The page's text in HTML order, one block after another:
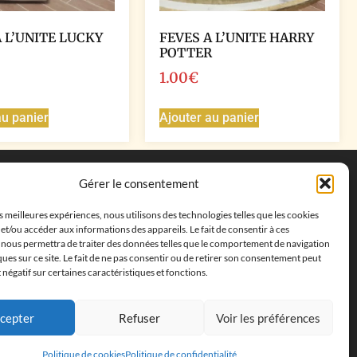
Gérer le consentement
meilleures expériences, nous utilisons des technologies telles que les cookies
ou accéder aux informations des appareils. Le fait de consentir à ces
permettra de traiter des données telles que le comportement de navigation
sur ce site. Le fait de ne pas consentir ou de retirer son consentement peut
sur certaines caractéristiques et fonctions.
Refuser Voir les préférences
Politique de cookiesPolitique de confidentialité
L’UNITE LUCKY
panier
FEVES A L’UNITE HARRY
POTTER
1.00€
Ajouter au panier
Coordonnées
cléments, 13500 Martigues, France
Téléphone : ‭+33652313256‬
Email :feves.collecstore@gmail.com